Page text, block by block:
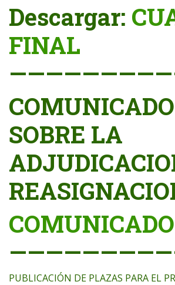
Descargar:
FINAL
COMUNICADO
SOBRE LA
PUBLICACIÓN DE PLAZAS PARA EL